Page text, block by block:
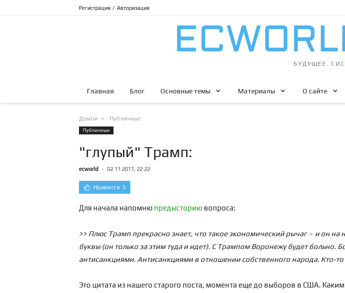
Регистрация / Авторизация
БУДУЩЕЕ.
Главная Блог Основные темы Материалы О сайте
Домой Публичные
Публичные
"глупый" Трамп:
ecworld - 02.11.2017, 22:22
Нравится 5
Для начала напомню предысторию вопроса:
>> Плюс Трамп прекрасно знает, что такое экономический рычаг - и он
буквы (он только за этим туда и идет). С Трампом Воронежу будет больно.
антисанкциями. Антисанкциями в отношении собственного народа. Кто-
Это цитата из нашего старого поста, момента еще до выборов в США.